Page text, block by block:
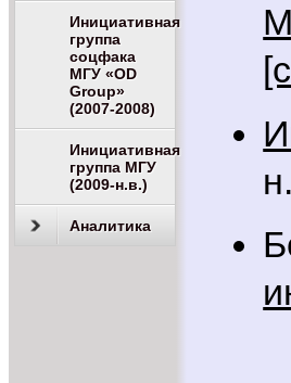
Инициативная
группа
соцфака
МГУ «OD
Group»
(2007-2008)
Инициативная
группа МГУ
(2009-н.в.)
Аналитика